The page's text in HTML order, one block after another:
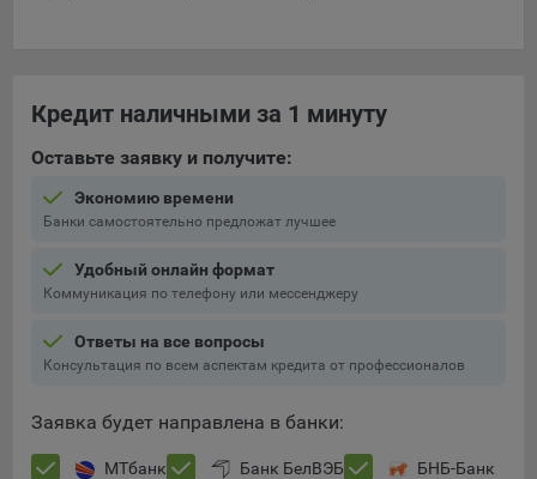
Кредит наличными за 1 минуту
Оставьте заявку и получите:
Экономию времени
Банки самостоятельно предложат лучшее
Удобный онлайн формат
Коммуникация по телефону или мессенджеру
Ответы на все вопросы
Консультация по всем аспектам кредита от профессионалов
Заявка будет направлена в банки:
МТбанк Банк БелВЭБ БНБ-Банк